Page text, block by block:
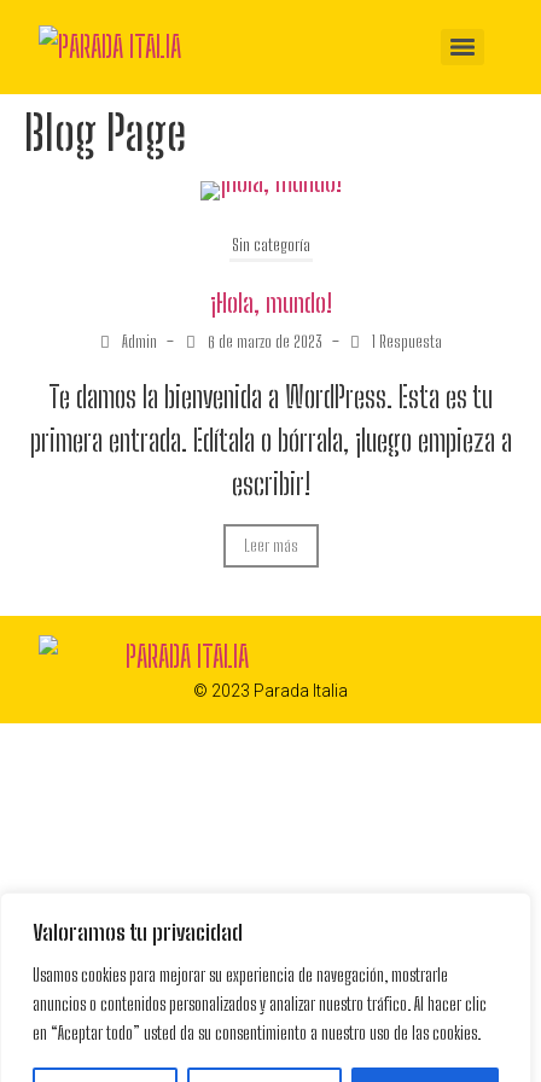
Valoramos tu privacidad
Usamos cookies para mejorar su experiencia de navegación, mostrarle
anuncios o contenidos personalizados y analizar nuestro tráfico. Al hacer clic
en “Aceptar todo” usted da su consentimiento a nuestro uso de las cookies.
Blog Page
Sin categoría
¡Hola, mundo!
Admin – 6 de marzo de 2023 – 1 Respuesta
Te damos la bienvenida a WordPress. Esta es tu
primera entrada. Edítala o bórrala, ¡luego empieza a
escribir!
Leer más
© 2023 Parada Italia